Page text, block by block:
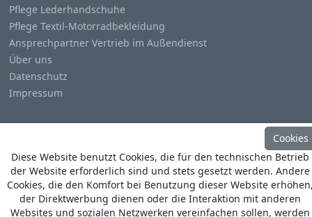
Pflege Lederhandschuhe
Pflege Textil-Motorradbekleidung
Ansprechpartner Vertrieb im Außendienst
Über uns
Datenschutz
Impressum
© CopyrightHeino Büse MX Import GmbH . All Rights
Reserved
Cookies
Diese Website benutzt Cookies, die für den technischen Betrieb
der Website erforderlich sind und stets gesetzt werden. Andere
Cookies, die den Komfort bei Benutzung dieser Website
der Direktwerbung dienen oder die Interaktion mit anderen
Websites und sozialen Netzwerken vereinfachen sollen, werden